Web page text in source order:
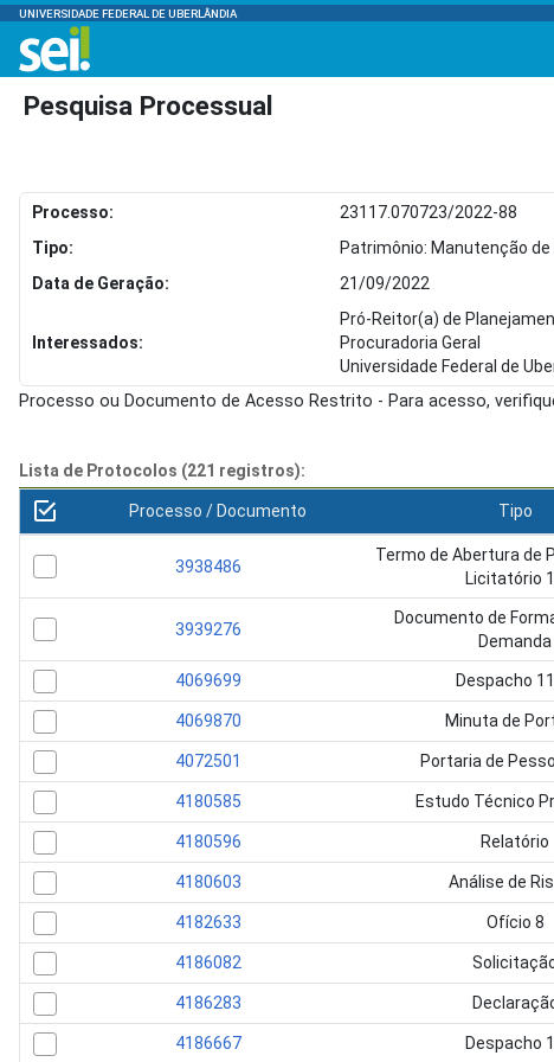
UNIVERSIDADE FEDERAL DE UBERLÂNDIA
Pesquisa Processual
Processo:
23117.070723/2022-88
Tipo:
Patrimônio: Manutenção
Data de Geração:
21/09/2022
Interessados:
Pró-Reitor(a) de
Procuradoria Geral
Universidade Federal de
Processo ou Documento de Acesso Restrito - Para acesso,
Lista de Protocolos (221 registros):
Processo / Documento Tipo
3938486
Termo de Abertura de
Licitatório
3939276
Documento de
Demanda
4069699 Despacho
4069870 Minuta de
4072501 Portaria de
4180585 Estudo Técnico
4180596 Relatório
4180603 Análise de
4182633 Ofício 8
4186082
4186283
4186667 Despacho